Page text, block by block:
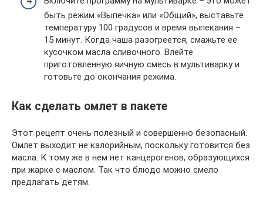
быть режим «Выпечка» или «Общий», выставьте
температуру 100 градусов и время выпекания –
15 минут. Когда чаша разогреется, смажьте ее
кусочком масла сливочного. Влейте
приготовленную яичную смесь в мультиварку и
готовьте до окончания режима.
Как сделать омлет в пакете
Этот рецепт очень полезный и совершенно безопасный.
Омлет выходит не калорийным, поскольку готовится без
масла. К тому же в нем нет канцерогенов, образующихся
при жарке с маслом. Так что блюдо можно смело
предлагать детям.